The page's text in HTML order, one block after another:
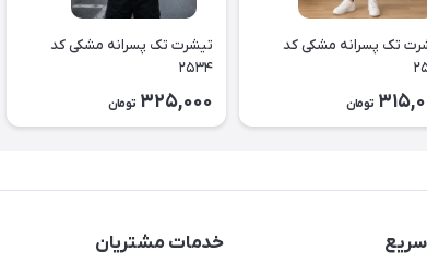
تک پسرانه مشکی کد
تومان
تیشرت تک پسرانه مشکی کد
۲۵۳۴
325,000 تومان
خدمات مشتریان